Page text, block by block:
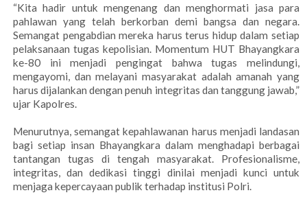
“Kita hadir untuk mengenang dan menghormati jasa para
pahlawan yang telah berkorban demi bangsa dan negara.
Semangat pengabdian mereka harus terus hidup dalam setiap
pelaksanaan tugas kepolisian. Momentum HUT Bhayangkara
ke-80 ini menjadi pengingat bahwa tugas melindungi,
mengayomi, dan melayani masyarakat adalah amanah yang
harus dijalankan dengan penuh integritas dan tanggung jawab,”
ujar Kapolres.
Menurutnya, semangat kepahlawanan harus menjadi landasan
bagi setiap insan Bhayangkara dalam menghadapi berbagai
tantangan tugas di tengah masyarakat. Profesionalisme,
integritas, dan dedikasi tinggi dinilai menjadi kunci untuk
menjaga kepercayaan publik terhadap institusi Polri.